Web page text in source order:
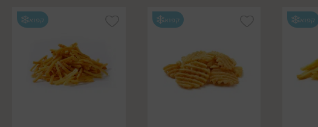
קפוא קפוא קפוא